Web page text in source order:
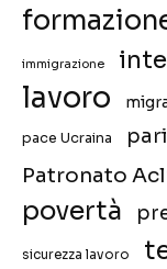
immigrazione
lavoro
pace Ucraina
Patronato
povertà
sicurezza lavoro